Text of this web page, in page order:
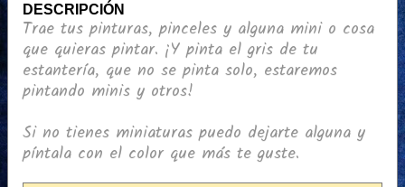
DESCRIPCIÓN
Trae tus pinturas, pinceles y alguna mini o cosa
que quieras pintar. ¡Y pinta el gris de tu
estantería, que no se pinta solo, estaremos
pintando minis y otros!
Si no tienes miniaturas puedo dejarte alguna y
píntala con el color que más te guste.